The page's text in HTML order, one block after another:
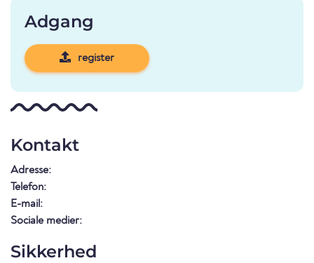
Adgang
register
Kontakt
Adresse:
Telefon:
E-mail:
Sociale medier:
Sikkerhed